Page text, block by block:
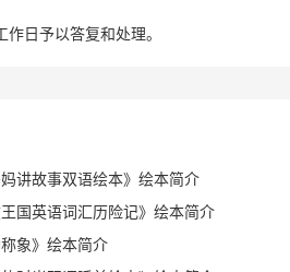
日予以答复和处理。
妈讲故事双语绘本》绘本简介
王国英语词汇历险记》绘本简介
称象》绘本简介